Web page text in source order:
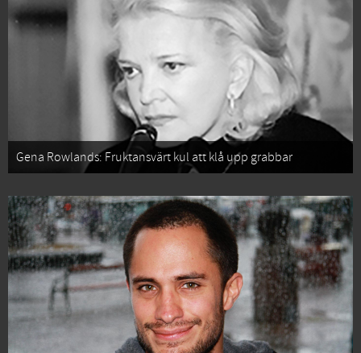
Gena Rowlands: Fruktansvärt kul att klå upp grabbar